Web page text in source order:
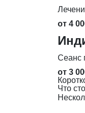
от 4
Сеанс
от 3
Что